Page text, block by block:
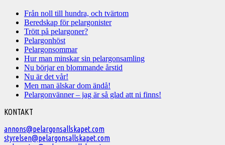
Från noll till hundra, och tvärtom
Beredskap för pelargonister
Trött på pelargoner?
Pelargonhöst
Pelargonsommar
Hur man minskar sin pelargonsamling
Nu börjar en blommande årstid
Nu är det vår!
Men man älskar dom ändå!
Pelargonvänner – jag är så glad att ni finns!
Välkommen
till
Svenska
KONTAKT
annons@pelargonsallskapet.com
styrelsen@pelargonsallskapet.com